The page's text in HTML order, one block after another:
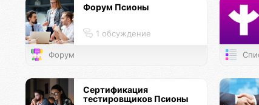
Форум Псионы
1 обсуждение
Форум
Сертификация
тестировщиков Псионы